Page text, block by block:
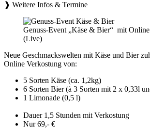
❱ Weitere Infos & Termine
Genuss-Event „Käse & Bier“ mit
(Live)
Neue Geschmackswelten mit Käse und Bier
Online Verkostung von:
5 Sorten Käse (ca. 1,2kg)
6 Sorten Bier (à 3 Sorten mit 2 x 0,33l
1 Limonade (0,5 l)
Dauer 1,5 Stunden mit Verkostung
Nur 69,- €